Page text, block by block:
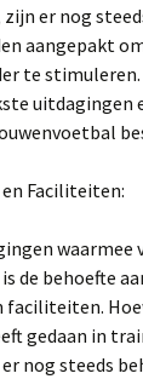
er nog
aangepakt
te
uitdagingen
Faciliteiten:
de behoefte
gedaan in
nog steeds